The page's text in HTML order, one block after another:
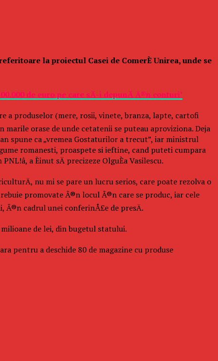
la proiectul Casei de ComerÈ Unirea, unde se
de euro pe care sÄ-i depunÄ Ã®n conturi’
a produselor (mere, rosii, vinete, branza, lapte, cartofi
orase de unde cetatenii se puteau aproviziona. Deja
spune ca „vremea Gostaturilor a trecut”, iar ministrul
romanesti, proaspete si ieftine, cand puteti cumpara
a Èinut sÄ precizeze OlguÈa Vasilescu.
nu mi se pare un lucru serios, care poate rezolva o
promovate Ã®n locul Ã®n care se produc, iar cele
Ã®n cadrul unei conferinÅ£e de presÄ.
de lei, din bugetul statului.
pentru a deschide 80 de magazine cu produse